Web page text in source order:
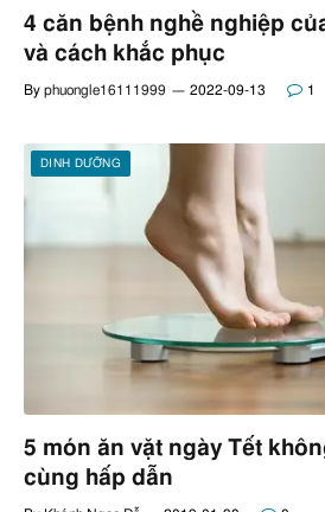
4 căn bệnh nghề nghiệp
và cách khắc phục
By phuongle16111999 2022-09-13 1
DINH DƯỠNG
5 món ăn vặt ngày Tết
cùng hấp dẫn